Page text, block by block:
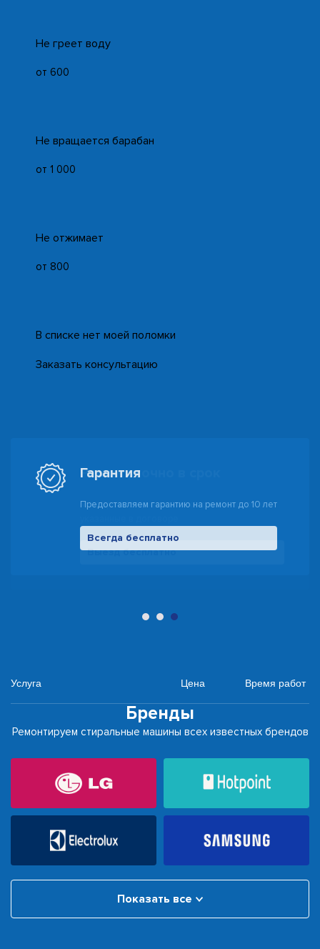
Не греет воду
от 600
Не вращается барабан
от 1 000
Не отжимает
от 800
В списке нет моей поломки
Заказать консультацию
Гарантия
Предоставляем гарантию на ремонт до 10 лет
Всегда бесплатно
Услуга Цена Время работ
Бренды
Ремонтируем стиральные машины всех известных брендов
Показать все